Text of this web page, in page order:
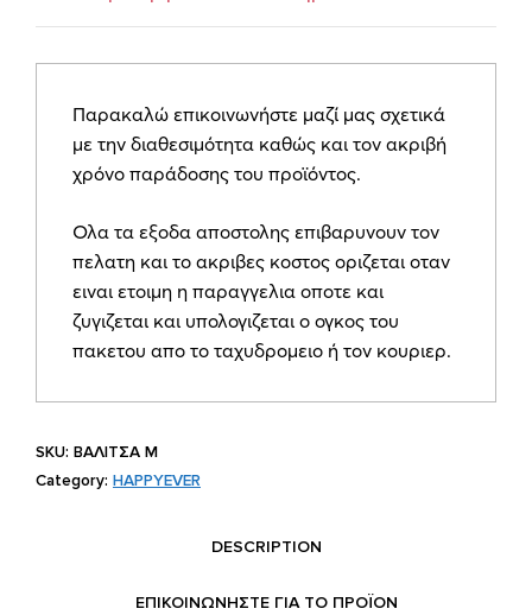
Παρακαλώ επικοινωνήστε μαζί μας σχετικά
με την διαθεσιμότητα καθώς και τον ακριβή
χρόνο παράδοσης του προϊόντος.
Ολα τα εξοδα αποστολης επιβαρυνουν τον
πελατη και το ακριβες κοστος οριζεται οταν
ειναι ετοιμη η παραγγελια οποτε και
ζυγιζεται και υπολογιζεται ο ογκος του
πακετου απο το ταχυδρομειο ή τον κουριερ.
SKU: ΒΑΛΙΤΣΑ M
Category: HAPPYEVER
DESCRIPTION
ΕΠΙΚΟΙΝΩΝΗΣΤΕ ΓΙΑ ΤΟ ΠΡΟΪOΝ